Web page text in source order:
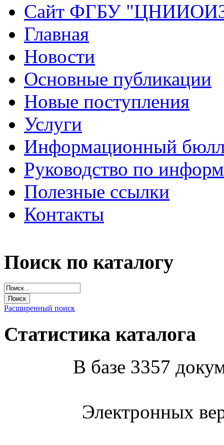
Сайт ФГБУ
Главная
Новости
Основные публикации
Новые поступления
Услуги
Информационный
Руководство по
Полезные ссылки
Контакты
Поиск по каталогу
Расширенный поиск
Статистика каталога
В базе 3357
Электронных